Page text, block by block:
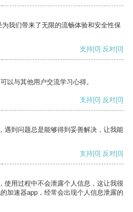
我们带来了无限的流畅体验和安全性保
支持[0] 反对[0]
以与其他用户交流学习心得。
支持[0] 反对[0]
遇到问题总是能够得到妥善解决，让我能
支持[0] 反对[0]
使用过程中不会泄露个人信息，这让我很
加速器app，经常会出现个人信息泄露的